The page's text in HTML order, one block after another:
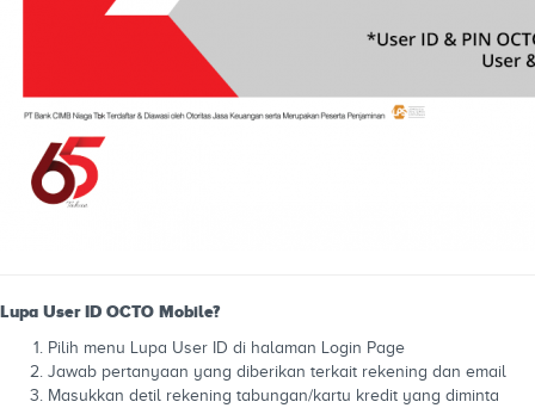
Lupa User ID OCTO Mobile?
Pilih menu Lupa User ID di halaman Login Page
Jawab pertanyaan yang diberikan terkait rekening dan email
Masukkan detil rekening tabungan/kartu kredit yang diminta